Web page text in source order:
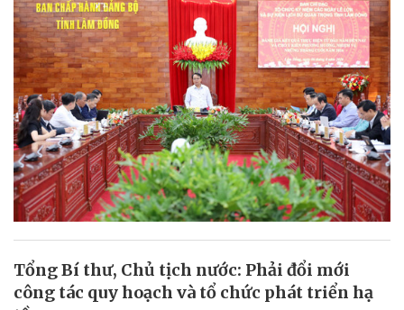
Tổng Bí thư, Chủ tịch nước: Phải đổi mới
công tác quy hoạch và tổ chức phát triển hạ